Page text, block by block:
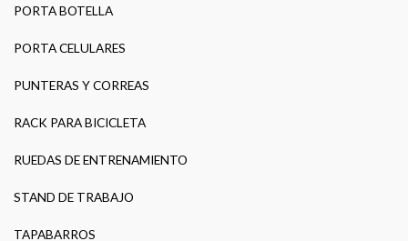
PORTA BOTELLA
PORTA CELULARES
PUNTERAS Y CORREAS
RACK PARA BICICLETA
RUEDAS DE ENTRENAMIENTO
STAND DE TRABAJO
TAPABARROS